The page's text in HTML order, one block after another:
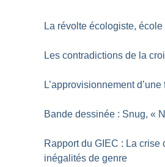
La révolte écologiste,
Les contradictions de la
L’approvisionnement
Bande dessinée : Snug, «
Rapport du GIEC : La
inégalités de genre